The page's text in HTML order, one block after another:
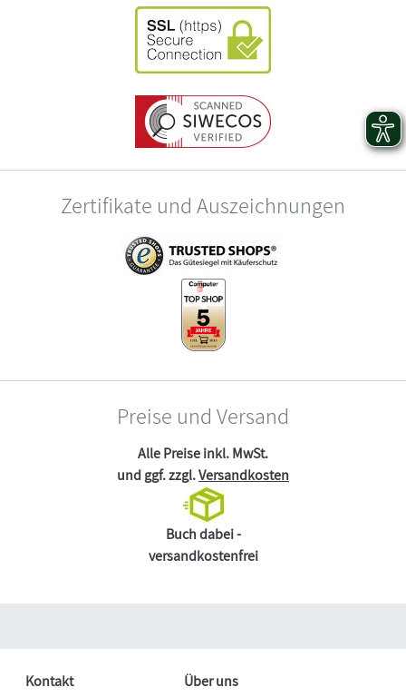
Zertifikate und Auszeichnungen
Preise und Versand
Alle Preise inkl. MwSt.
und ggf. zzgl.Versandkosten
Buch dabei -
versandkostenfrei
Kontakt Über uns